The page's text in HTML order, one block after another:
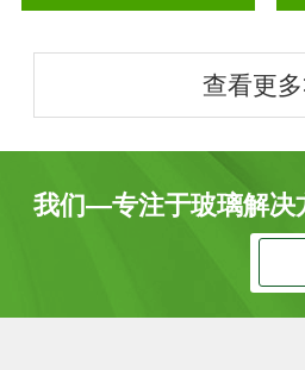
查看更
我们—专注于玻璃解决